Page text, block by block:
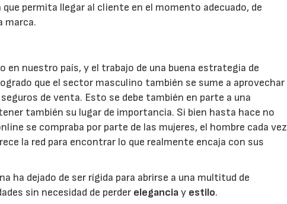
permita llegar al cliente en el momento adecuado, de
marca.
nuestro país, y el trabajo de una buena estrategia de
que el sector masculino también se sume a aprovechar
de venta. Esto se debe también en parte a una
también su lugar de importancia. Si bien hasta hace no
se compraba por parte de las mujeres, el hombre cada vez
la red para encontrar lo que realmente encaja con sus
ha dejado de ser rígida para abrirse a una multitud de
sin necesidad de perder eleganciay estilo.